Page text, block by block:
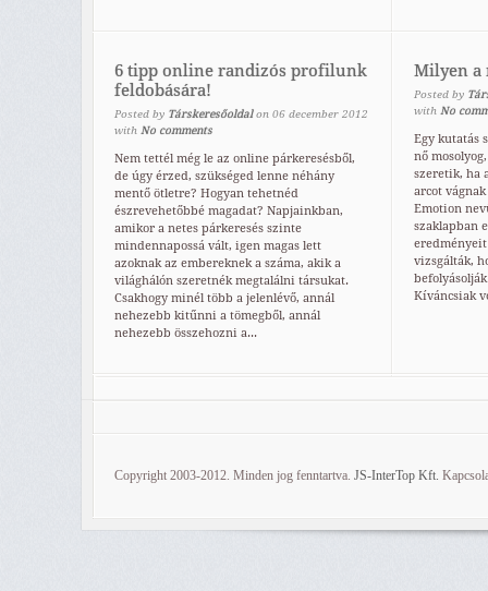
6 tipp online randizós profilunk
feldobására!
Posted by Társkeresőoldal on 06 december 2012
with No comments
Nem tettél még le az online párkeresésből,
de úgy érzed, szükséged lenne néhány
mentő ötletre? Hogyan tehetnéd
észrevehetőbbé magadat? Napjainkban,
amikor a netes párkeresés szinte
mindennapossá vált, igen magas lett
azoknak az embereknek a száma, akik a
világhálón szeretnék megtalálni társukat.
Csakhogy minél több a jelenlévő, annál
nehezebb kitűnni a tömegből, annál
nehezebb összehozni a...
Milyen a
Posted by
with No
Egy kutatás
nő
szeretik, ha
arcot
Emotion
szaklapban
vizsgálták,
Kíváncsiak
Copyright 2003-2012. Minden jog fenntartva. JS-InterTop Kft.